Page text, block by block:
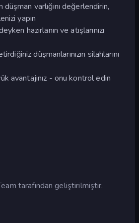
varlığını değerlendirin,
yapın
hazırlanın ve atışlarınızı
düşmanlarınızın silahlarını
avantajınız - onu kontrol edin
tarafından geliştirilmiştir.